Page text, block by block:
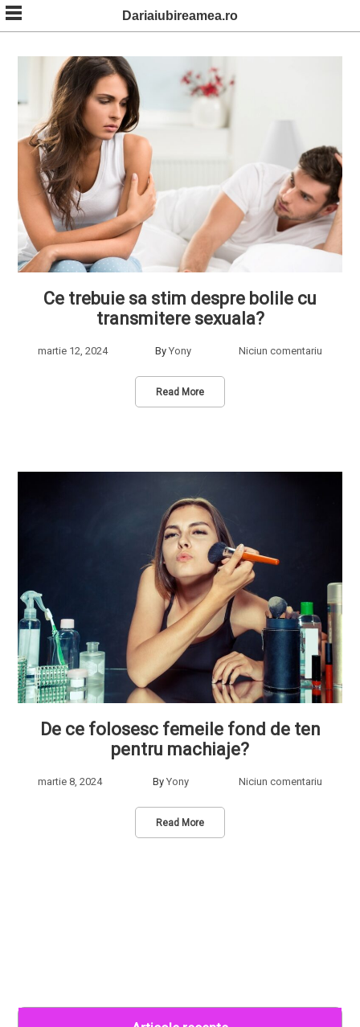
Skip
to
content
Dariaiubireamea.ro
Ce trebuie sa stim despre bolile cu
transmitere sexuala?
martie 12, 2024 By Yony Niciun comentariu
Read More
De ce folosesc femeile fond de ten
pentru machiaje?
martie 8, 2024 By Yony Niciun comentariu
Read More